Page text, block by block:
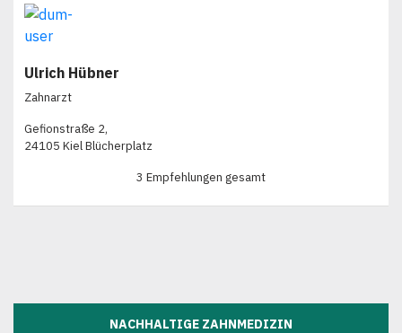
Ulrich Hübner
Zahnarzt
Gefionstraße 2,
24105 Kiel Blücherplatz
3 Empfehlungen gesamt
NACHHALTIGE ZAHNMEDIZIN